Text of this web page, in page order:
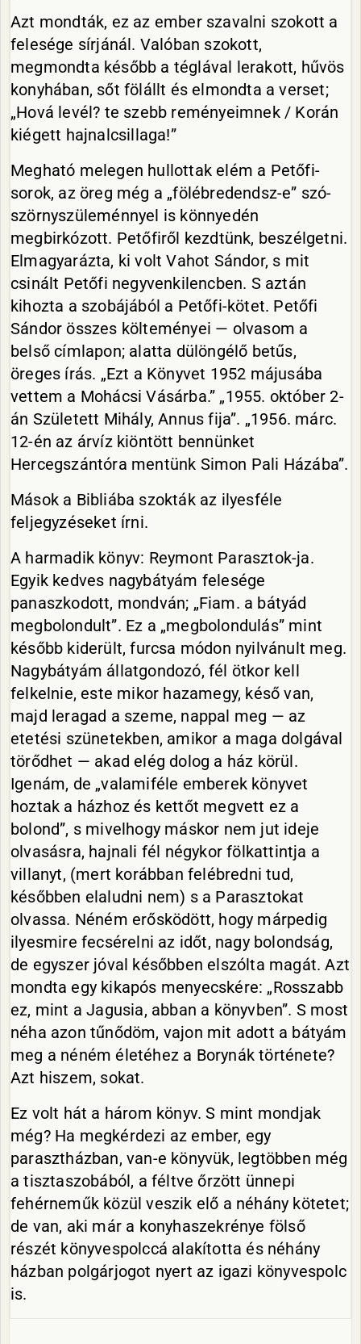
Azt mondták, ez az ember szavalni szokott a
felesége sírjánál. Valóban szokott,
megmondta később a téglával lerakott, hűvös
konyhában, sőt fölállt és elmondta a verset;
„Hová levél? te szebb reményeimnek / Korán
kiégett hajnalcsillaga!”
Megható melegen hullottak elém a Petőfi-
sorok, az öreg még a „fölébredendsz-e” szó-
szörnyszüleménnyel is könnyedén
megbirkózott. Petőfiről kezdtünk, beszélgetni.
Elmagyarázta, ki volt Vahot Sándor, s mit
csinált Petőfi negyvenkilencben. S aztán
kihozta a szobájából a Petőfi-kötet. Petőfi
Sándor összes költeményei — olvasom a
belső címlapon; alatta dülöngélő betűs,
öreges írás. „Ezt a Könyvet 1952 májusába
vettem a Mohácsi Vásárba.” „1955. október 2-
án Született Mihály, Annus fija”. „1956. márc.
12-én az árvíz kiöntött bennünket
Hercegszántóra mentünk Simon Pali Házába”.
Mások a Bibliába szokták az ilyesféle
feljegyzéseket írni.
A harmadik könyv: Reymont Parasztok-ja.
Egyik kedves nagybátyám felesége
panaszkodott, mondván; „Fiam. a bátyád
megbolondult”. Ez a „megbolondulás” mint
később kiderült, furcsa módon nyilvánult meg.
Nagybátyám állatgondozó, fél ötkor kell
felkelnie, este mikor hazamegy, késő van,
majd leragad a szeme, nappal meg — az
etetési szünetekben, amikor a maga dolgával
törődhet — akad elég dolog a ház körül.
Igenám, de „valamiféle emberek könyvet
hoztak a házhoz és kettőt megvett ez a
bolond”, s mivelhogy máskor nem jut ideje
olvasásra, hajnali fél négykor fölkattintja a
villanyt, (mert korábban felébredni tud,
későbben elaludni nem) s a Parasztokat
olvassa. Néném erősködött, hogy márpedig
ilyesmire fecsérelni az időt, nagy bolondság,
de egyszer jóval későbben elszólta magát. Azt
mondta egy kikapós menyecskére: „Rosszabb
ez, mint a Jagusia, abban a könyvben”. S most
néha azon tűnődöm, vajon mit adott a bátyám
meg a néném életéhez a Borynák története?
Azt hiszem, sokat.
Ez volt hát a három könyv. S mint mondjak
még? Ha megkérdezi az ember, egy
parasztházban, van-e könyvük, legtöbben még
a tisztaszobából, a féltve őrzött ünnepi
fehérneműk közül veszik elő a néhány kötetet;
de van, aki már a konyhaszekrénye fölső
részét könyvespolccá alakította és néhány
házban polgárjogot nyert az igazi könyvespolc
is.